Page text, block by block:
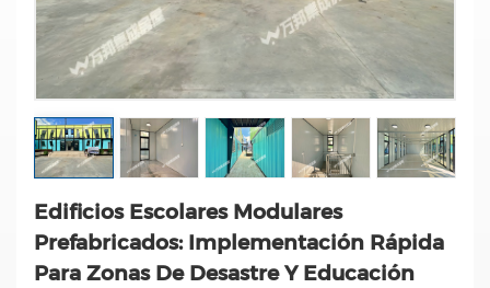
Edificios Escolares Modulares
Prefabricados: Implementación Rápida
Para Zonas De Desastre Y Educación